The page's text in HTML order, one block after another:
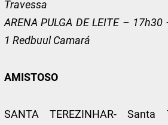
Travessa
ARENA PULGA DE LEITE –
1 Redbuul Camará
AMISTOSO
SANTA TEREZINHAR-